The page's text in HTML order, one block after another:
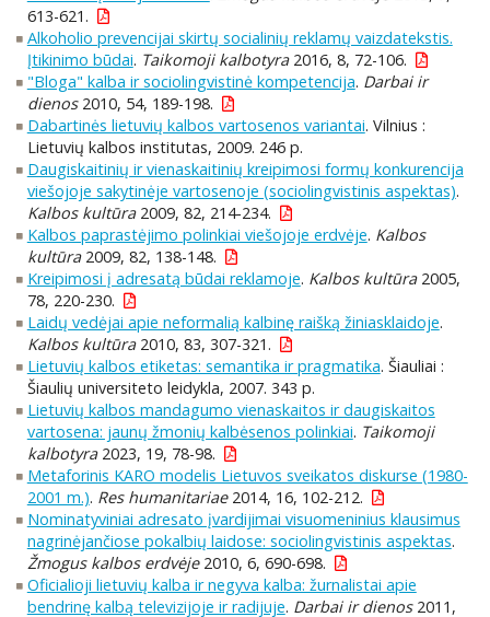
613-621.
Alkoholio prevencijai skirtų socialinių reklamų vaizdatekstis.
Įtikinimo būdai. Taikomoji kalbotyra2016, 8, 72-106.
"Bloga" kalba ir sociolingvistinė kompetencija. Darbai ir
dienos2010, 54, 189-198.
Dabartinės lietuvių kalbos vartosenos variantai. Vilnius :
Lietuvių kalbos institutas, 2009. 246 p.
Daugiskaitinių ir vienaskaitinių kreipimosi formų konkurencija
viešojoje sakytinėje vartosenoje (sociolingvistinis aspektas).
Kalbos kultūra2009, 82, 214-234.
Kalbos paprastėjimo polinkiai viešojoje erdvėje. Kalbos
kultūra2009, 82, 138-148.
Kreipimosi į adresatą būdai reklamoje. Kalbos kultūra2005,
78, 220-230.
Laidų vedėjai apie neformalią kalbinę raišką žiniasklaidoje.
Kalbos kultūra2010, 83, 307-321.
Lietuvių kalbos etiketas: semantika ir pragmatika. Šiauliai :
Šiaulių universiteto leidykla, 2007. 343 p.
Lietuvių kalbos mandagumo vienaskaitos ir daugiskaitos
vartosena: jaunų žmonių kalbėsenos polinkiai. Taikomoji
kalbotyra2023, 19, 78-98.
Metaforinis KARO modelis Lietuvos sveikatos diskurse (1980-
2001 m.). Res humanitariae2014, 16, 102-212.
Nominatyviniai adresato įvardijimai visuomeninius klausimus
nagrinėjančiose pokalbių laidose: sociolingvistinis aspektas.
Žmogus kalbos erdvėje2010, 6, 690-698.
Oficialioji lietuvių kalba ir negyva kalba: žurnalistai apie
bendrinę kalbą televizijoje ir radijuje. Darbai ir dienos2011,